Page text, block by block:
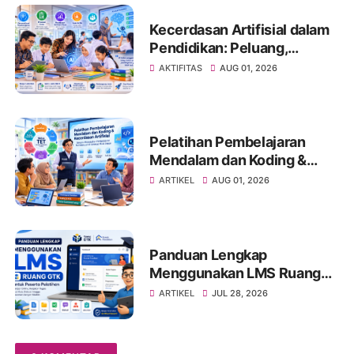
Pendidikan
Kecerdasan Artifisial dalam
Pendidikan: Peluang,
Tantangan, dan Strategi
AKTIFITAS AUG 01, 2026
Pelatihan Pembelajaran
Mendalam dan Koding &
Kecerdasan Artifisial:
Pendidikan
ARTIKEL AUG 01, 2026
Panduan Lengkap
Menggunakan LMS Ruang
GTK untuk Peserta
ARTIKEL JUL 28, 2026